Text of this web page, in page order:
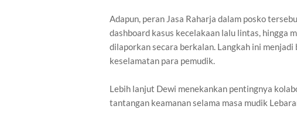
Adapun, peran Jasa Raharja dalam posko
dashboard kasus kecelakaan lalu lintas, hingga
dilaporkan secara berkalan. Langkah ini
keselamatan para pemudik.
Lebih lanjut Dewi menekankan pentingnya
tantangan keamanan selama masa mudik